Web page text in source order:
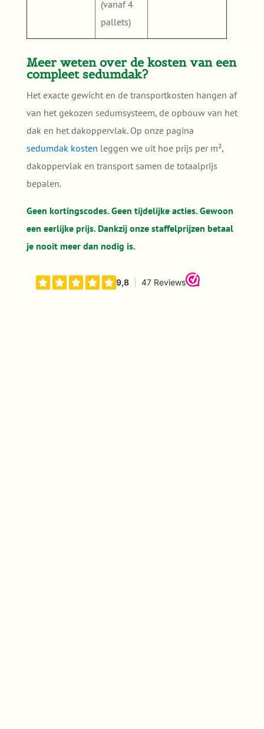
(vanaf 4
pallets)
Meer weten over de kosten van een
compleet sedumdak?
Het exacte gewicht en de transportkosten hangen af
van het gekozen sedumsysteem, de opbouw van het
dak en het dakoppervlak. Op onze pagina
sedumdak kosten leggen we uit hoe prijs per m²,
dakoppervlak en transport samen de totaalprijs
bepalen.
Geen kortingscodes. Geen tijdelijke acties. Gewoon
een eerlijke prijs. Dankzij onze staffelprijzen betaal
je nooit meer dan nodig is.